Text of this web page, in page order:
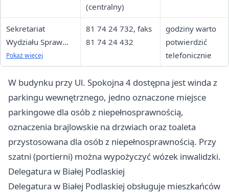
(centralny)
Sekretariat
Wydziału Spraw
Obywatelskich i
Cudzoziemców
(sprawy
obywatelskie i
ewidencja
Pokaż więcej
81 74 24 732, faks
81 74 24 432
godziny warto
potwierdzić
telefonicznie
W budynku przy Ul. Spokojna 4 dostępna jest winda z
parkingu wewnętrznego, jedno oznaczone miejsce
parkingowe dla osób z niepełnosprawnością,
oznaczenia brajlowskie na drzwiach oraz toaleta
przystosowana dla osób z niepełnosprawnością. Przy
szatni (portierni) można wypożyczyć wózek inwalidzki.
Delegatura w Białej Podlaskiej
Delegatura w Białej Podlaskiej obsługuje mieszkańców